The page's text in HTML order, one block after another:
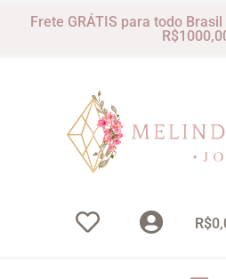
Frete GRÁTIS para todo
R$